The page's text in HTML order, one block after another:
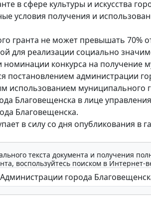
в сфере культуры и искусства
условия получения и
гранта не может превышать 70%
для реализации социально
номинации конкурса на получение
постановлением администрации
использованием муниципального
Благовещенска в лице
Благовещенска.
в силу со дня опубликования в
текста документа и получения
воспользуйтесь поиском в Интернет-